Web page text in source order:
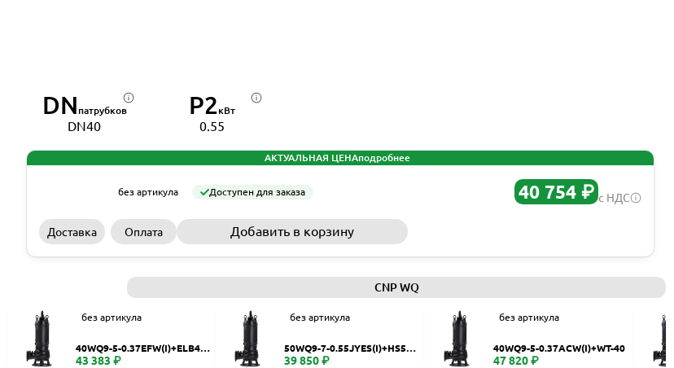
DN патрубков
DN40
P2кВт
0.55
АКТУАЛЬНАЯ ЦЕНАподробнее
без артикула Доступен для заказа 40 754 ₽ с НДС
Доставка Оплата Добавить в корзину
CNP WQ
без артикула
40WQ9-5-0.37EFW(I)+ELB40
WQ
43 383 ₽
без артикула
50WQ9-7-0.55JYES(I)+HS50
WQ
39 850 ₽
без артикула
40WQ9-5-0.37ACW(I)+WT-40
47 820 ₽